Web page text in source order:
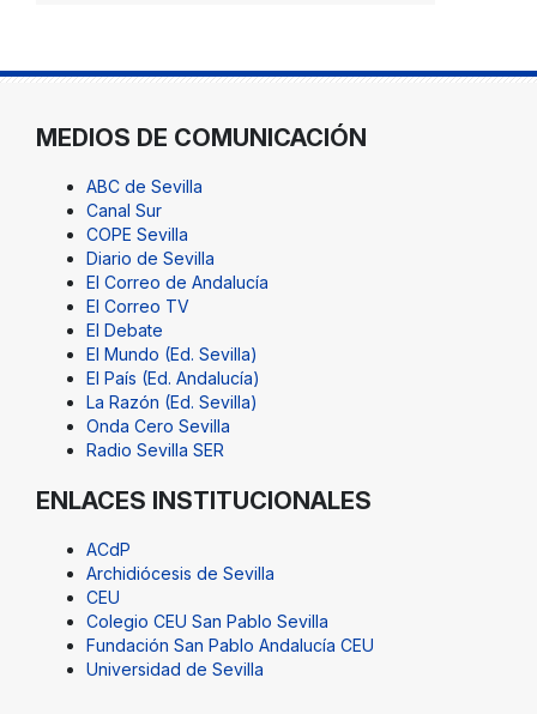
MEDIOS DE COMUNICACIÓN
ABC de Sevilla
Canal Sur
COPE Sevilla
Diario de Sevilla
El Correo de Andalucía
El Correo TV
El Debate
El Mundo (Ed. Sevilla)
El País (Ed. Andalucía)
La Razón (Ed. Sevilla)
Onda Cero Sevilla
Radio Sevilla SER
ENLACES INSTITUCIONALES
ACdP
Archidiócesis de Sevilla
CEU
Colegio CEU San Pablo Sevilla
Fundación San Pablo Andalucía CEU
Universidad de Sevilla